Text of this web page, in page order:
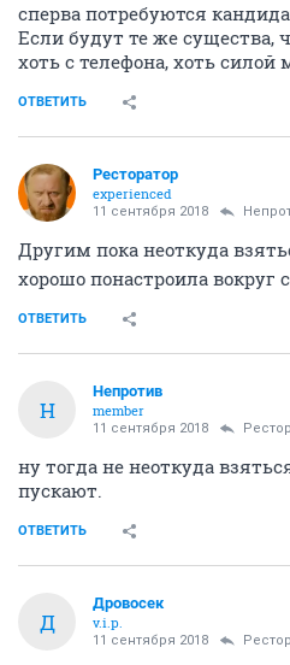
сперва потребуются
Если будут те же существа,
хоть с телефона, хоть силой
ОТВЕТИТЬ
Ресторатор
experienced
11 сентября 2018
Другим пока неоткуда
хорошо понастроила вокруг
ОТВЕТИТЬ
Н
Непротив
member
11 сентября 2018
ну тогда не неоткуда
пускают.
ОТВЕТИТЬ
Д
Дровосек
v.i.p.
11 сентября 2018